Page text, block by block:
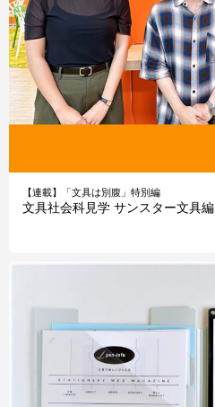
【連載】「文具は別腹」特別編
文具社会科見学 サンスター文具編